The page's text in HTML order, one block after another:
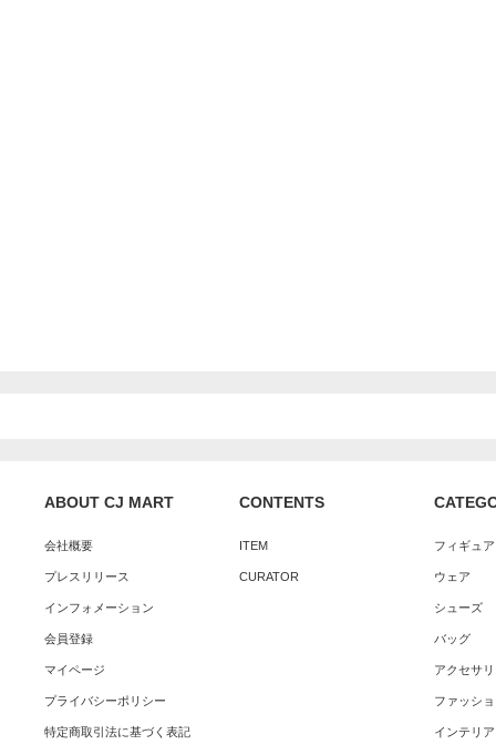
ABOUT CJ MART
会社概要
プレスリリース
インフォメーション
会員登録
マイページ
プライバシーポリシー
特定商取引法に基づく表記
CONTENTS
ITEM
CURATOR
フィギュ
ウェア
シューズ
バッグ
アクセサ
ファッシ
インテリア